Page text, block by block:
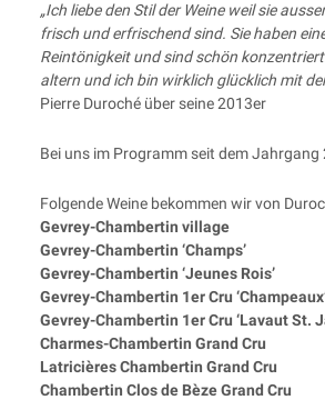
„Ich lie­be den Stil der Wei­ne weil sie
frisch und erfri­schend sind. Sie haben
Rein­tö­nig­keit und sind schön
altern und ich bin wirk­lich glück­lich mit
Pierre Duro­ché über sei­ne 2013er
Bei uns im Pro­gramm seit dem Jahr­gang
Fol­gen­de Wei­ne bekom­men wir von
Gevrey-Cham­ber­tin village
Gevrey-Cham­ber­tin ‘Champs’
Gevrey-Cham­ber­tin ‘Jeu­nes Rois’
Gevrey-Cham­ber­tin 1er Cru
Gevrey-Cham­ber­tin 1er Cru ‘Lav­aut St.
Charmes-Cham­ber­tin Grand Cru
Latri­ciè­res Cham­ber­tin Grand Cru
Cham­ber­tin Clos de Bèze Grand Cru